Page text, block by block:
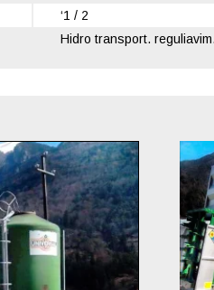
‘1 / 2
Hidro transport.